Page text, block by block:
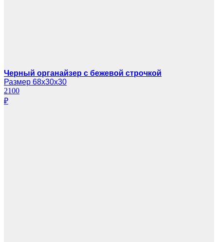
Черный органайзер с бежевой строчкой
Размер 68х30х30
2100
₽